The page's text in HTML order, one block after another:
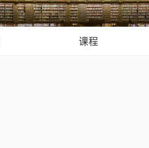
课程